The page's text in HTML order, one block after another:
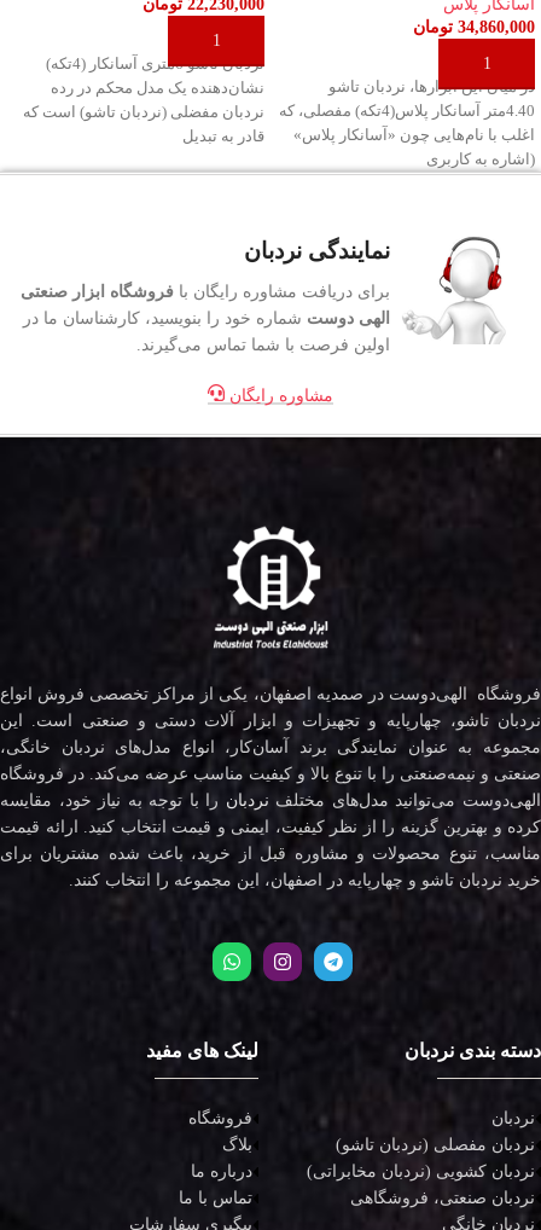
آسانکار پلاس
34,860,000 تومان
افزودن به سبد خرید
در میان این ابزارها، نردبان تاشو
4.40متر آسانکار پلاس(4تکه) مفصلی، که
اغلب با نام‌هایی چون «آسانکار پلاس»
(اشاره به کاربری
22,230,000 تومان
افزودن به سبد خرید
نردبان تاشو 6متری آسانکار (4تکه)
نشان‌دهنده یک مدل محکم در رده
نردبان مفضلی (نردبان تاشو) است که
قادر به تبدیل
نمایندگی نردبان
برای دریافت مشاوره رایگان با فروشگاه ابزار صنعتی
الهی دوست شماره خود را بنویسید، کارشناسان ما در
اولین فرصت با شما تماس می‌گیرند.
مشاوره رایگان
فروشگاه الهی‌دوست در صمدیه اصفهان، یکی از مراکز تخصصی فروش انواع
نردبان تاشو، چهارپایه و تجهیزات و ابزار آلات دستی و صنعتی است. این
مجموعه به عنوان نمایندگی برند آسان‌کار، انواع مدل‌های نردبان خانگی،
صنعتی و نیمه‌صنعتی را با تنوع بالا و کیفیت مناسب عرضه می‌کند. در فروشگاه
الهی‌دوست می‌توانید مدل‌های مختلف نردبان را با توجه به نیاز خود، مقایسه
کرده و بهترین گزینه را از نظر کیفیت، ایمنی و قیمت انتخاب کنید. ارائه قیمت
مناسب، تنوع محصولات و مشاوره قبل از خرید، باعث شده مشتریان برای
خرید نردبان تاشو و چهارپایه در اصفهان، این مجموعه را انتخاب کنند.
دسته بندی نردبان
نردبان
نردبان مفصلی (نردبان تاشو)
نردبان کشویی (نردبان مخابراتی)
نردبان صنعتی، فروشگاهی
نردبان خانگی
لینک های مفید
فروشگاه
بلاگ
درباره ما
تماس با ما
پیگیری سفارشات